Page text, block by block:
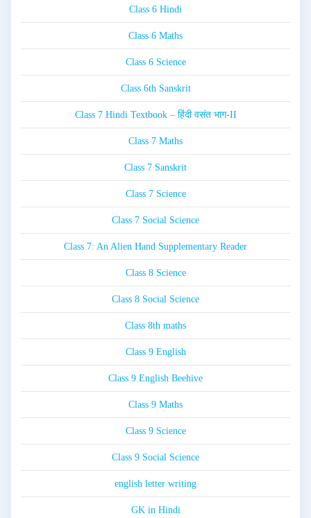
Class 6 Hindi
Class 6 Maths
Class 6 Science
Class 6th Sanskrit
Class 7 Hindi Textbook – हिंदी वसंत भाग-II
Class 7 Maths
Class 7 Sanskrit
Class 7 Science
Class 7 Social Science
Class 7: An Alien Hand Supplementary Reader
Class 8 Science
Class 8 Social Science
Class 8th maths
Class 9 English
Class 9 English Beehive
Class 9 Maths
Class 9 Science
Class 9 Social Science
english letter writing
GK in Hindi